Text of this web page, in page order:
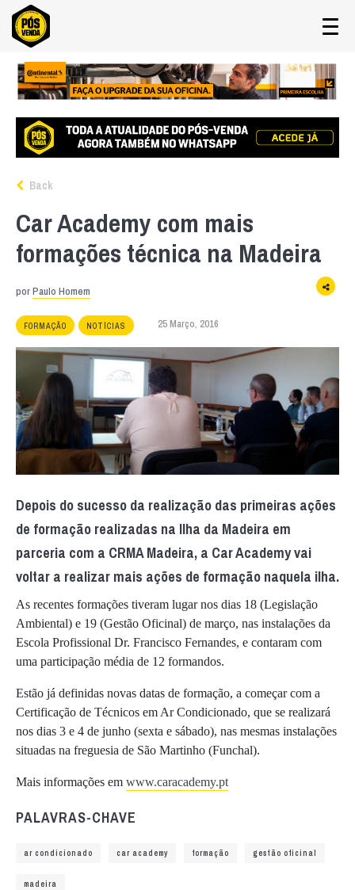
Back
Car Academy com mais
formações técnica na Madeira
porPaulo Homem
FORMAÇÃO NOTÍCIAS 25 Março, 2016
Depois do sucesso da realização das primeiras ações
de formação realizadas na Ilha da Madeira em
parceria com a CRMA Madeira, a Car Academy vai
voltar a realizar mais ações de formação naquela ilha.
As recentes formações tiveram lugar nos dias 18 (Legislação
Ambiental) e 19 (Gestão Oficinal) de março, nas instalações da
Escola Profissional Dr. Francisco Fernandes, e contaram com
uma participação média de 12 formandos.
Estão já definidas novas datas de formação, a começar com a
Certificação de Técnicos em Ar Condicionado, que se realizará
nos dias 3 e 4 de junho (sexta e sábado), nas mesmas instalações
situadas na freguesia de São Martinho (Funchal).
Mais informações em www.caracademy.pt
PALAVRAS-CHAVE
ar condicionado car academy formação gestão oficinal
madeira